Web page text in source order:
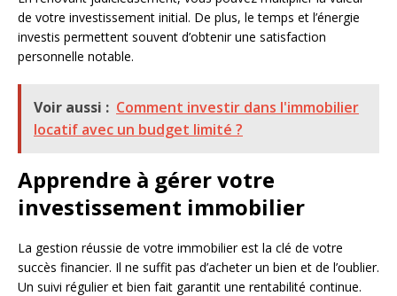
de votre investissement initial. De plus, le temps et l’énergie
investis permettent souvent d’obtenir une satisfaction
personnelle notable.
Voir aussi : Comment investir dans l'immobilier
locatif avec un budget limité ?
Apprendre à gérer votre
investissement immobilier
La gestion réussie de votre immobilier est la clé de votre
succès financier. Il ne suffit pas d’acheter un bien et de l’oublier.
Un suivi régulier et bien fait garantit une rentabilité continue.